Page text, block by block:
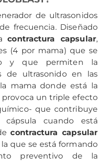
de ultrasonidos
frecuencia. Diseñado
contractura capsular,
(4 por mama) que se
y que permiten la
de ultrasonido en las
mama donde está la
provoca un triple efecto
que contribuye
cuando está
contractura capsular
que se está formando
preventivo de la